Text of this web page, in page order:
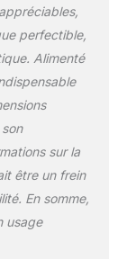
et
moderne:
en noir
votre
perfectible,
Alimenté
sur la
être un frein
En somme,
usage